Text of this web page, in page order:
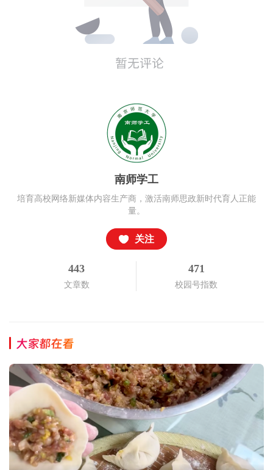
南师学工
培育高校网络新媒体内容生产商，激活南师思政新时代育人正能
量。
关注
443
文章数
471
校园号指数
大家都在看